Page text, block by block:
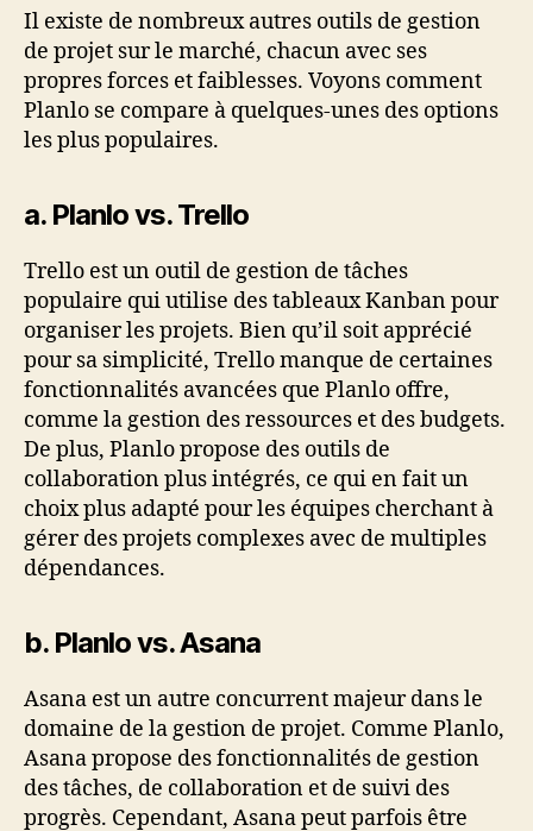
Il existe de nombreux autres outils de gestion
de projet sur le marché, chacun avec ses
propres forces et faiblesses. Voyons comment
Planlo se compare à quelques-unes des options
les plus populaires.
a. Planlo vs. Trello
Trello est un outil de gestion de tâches
populaire qui utilise des tableaux Kanban pour
organiser les projets. Bien qu’il soit apprécié
pour sa simplicité, Trello manque de certaines
fonctionnalités avancées que Planlo offre,
comme la gestion des ressources et des budgets.
De plus, Planlo propose des outils de
collaboration plus intégrés, ce qui en fait un
choix plus adapté pour les équipes cherchant à
gérer des projets complexes avec de multiples
dépendances.
b. Planlo vs. Asana
Asana est un autre concurrent majeur dans le
domaine de la gestion de projet. Comme Planlo,
Asana propose des fonctionnalités de gestion
des tâches, de collaboration et de suivi des
progrès. Cependant, Asana peut parfois être